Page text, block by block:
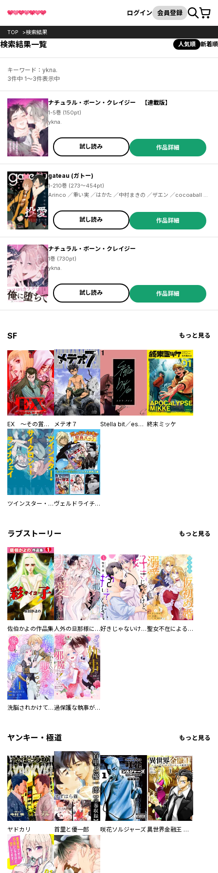
検索
ログイン 会員登録カート
TOP 検索結果
検索結果一覧 人気順 新着順
キーワード：ykna.
3件中 1～3件表示中
ナチュラル・ボーン・クレイジー 【連載版】
1-5巻 (150pt)
ykna.
試し読み 作品詳細
gateau (ガトー)
1-210巻 (273～454pt)
Arinco ／重い実 ／はかた ／中村まきの ／ザエン ／cocoaball ／ISIKI ／ありいめめこ ／神門佑哉 ／常好し ／転はくと ／SILVA ／藤 ／灰田ナナコ ／シギ乃 ／ありいめめこ ／あおのなち ／ともち ／田中森よこた ／まいね ／かむ ／博士 ／海灯火 ／sawaco ／藤峰式 ／ねじがなめた ／秋吉しま ／千葉たゆり ／鈴丸みんた ／夏野千秋 ／谷米カゴメ ／柞 ／ヘンリエッタ ／あさひよひ ／にっき ／ユウキ ／ｋａｙａｍａ ／滝端 ／ｎｉｃｏ ／あおのなち
／倉田嘘 ／アキヲ ／春田 ／キサユキ ／緒花 ／高嶋しの ／粉子すわる ／タカナシモリミチ ／鈴吉 ／あがた愛 ／ハル ／みつこ ／天梨汐奈 ／桃子すいか ／やすだしのぐ ／堀川ごぼこ ／壱コトコ ／cocoaball ／小野アンビ ／りべるむ ／山田パピコ ／蒼宮カラ ／松本一個 ／倉田嘘 ／アキヲ ／流れないテッシュ ／上田アキ ／谷カオル ／長谷川せと ／香山アオリ ／ゆいつ ／上田にく ／なりた夏美 ／SILVA ／ISIKI ／上原あり ／円藤エヌ ／村上キャンプ ／栗田こなち ／ミキスケ ／基
試し読み 作品詳細
ナチュラル・ボーン・クレイジー
1巻 (730pt)
ykna.
試し読み 作品詳細
SF もっと見る
EX ～その賞金稼ぎは、世界の出口を探す～【単行本版】 メテオ７ Stella bit／es【単話版】 終末ミッケ
ツインスター・サイクロン・ランナウェイ ヴェルドライチオシ聖典パック 『転スラ』ミニ画集付き シリウス人気作３選
ラブストーリー もっと見る
佐伯かよの作品集 人外の旦那様に娶られ毎晩ナカまで愛される…。アンソロジー 好きじゃないけど、抱いてください【電子単行本版／特典おまけ付き】 聖女不在による仮初め婚なのに、不器用な王太子に溺愛されています【電子単行本版／特典おまけ付き】
洗脳されかけていた悪役令嬢ですが家出を決意しました。【電子単行本版／特典おまけ付き】 過保護な執事が私の婚活を邪魔してきます！ 分冊版
ヤンキー・極道 もっと見る
ヤドカリ 首里と優一郎 咲花ソルジャーズ 異世界金融王 ～クローネ・ゴルディオンの覇道～